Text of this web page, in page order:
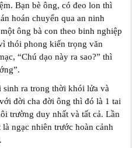
Bạn bè ông, có đeo lon thì
hoán chuyển qua an ninh
ông bà con theo binh nghiệp
thói phong kiến trọng văn
“Chú dạo này ra sao?” thì
ra trong thời khói lửa và
đời cha đời ông thì đó là 1 tai
trường duy nhất và tất cả. Lần
ngạc nhiên trước hoàn cảnh